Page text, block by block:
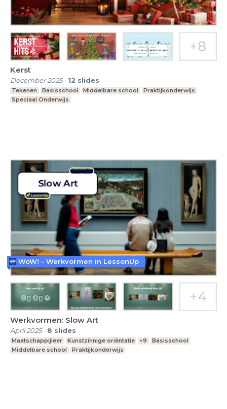
Kerst
December 2025- 12 slides
Tekenen Basisschool Middelbare school
Praktijkonderwijs
Speciaal Onderwijs
Werkvormen: Slow Art
April 2025- 8 slides
Maatschappijleer Kunstzinnige oriëntatie +9
Basisschool
Middelbare school
Praktijkonderwijs
WoW! - Werkvormen in LessonUp